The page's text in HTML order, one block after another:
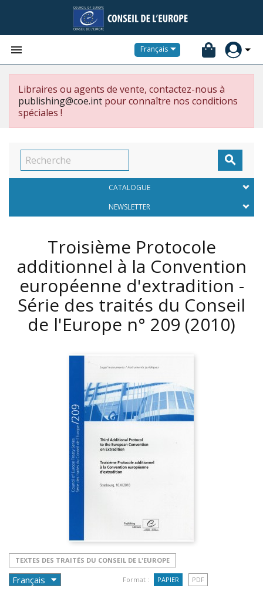
 Français
Libraires ou agents de vente, contactez-nous à
publishing@coe.int pour connaître nos conditions
spéciales !

CATALOGUE
NEWSLETTER
Troisième Protocole
additionnel à la Convention
européenne d'extradition -
Série des traités du Conseil
de l'Europe n° 209 (2010)
TEXTES DES TRAITÉS DU CONSEIL DE L'EUROPE
Format : PAPIER PDF